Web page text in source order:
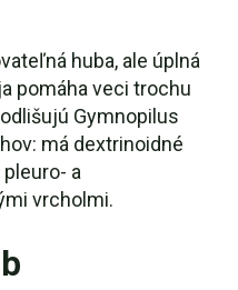
huba, ale úplná
pomáha veci trochu
Gymnopilus
má dextrinoidné
a
vrcholmi.